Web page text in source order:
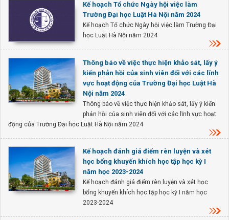
Kế hoạch Tổ chức Ngày hội việc làm
Trường Đại học Luật Hà Nội năm 2024
Kế hoạch Tổ chức Ngày hội việc làm Trường Đại
học Luật Hà Nội năm 2024
Thông báo về việc thực hiện khảo sát, lấy ý
kiến phản hồi của sinh viên đối với các lĩnh
vực hoạt động của Trường Đại học Luật Hà
Nội năm 2024
Thông báo về việc thực hiện khảo sát, lấy ý kiến
phản hồi của sinh viên đối với các lĩnh vực hoạt
động của Trường Đại học Luật Hà Nội năm 2024
Kế hoạch đánh giá điểm rèn luyện và xét
học bổng khuyến khích học tập học kỳ I
năm học 2023-2024
Kế hoạch đánh giá điểm rèn luyện và xét học
bổng khuyến khích học tập học kỳ I năm học
2023-2024